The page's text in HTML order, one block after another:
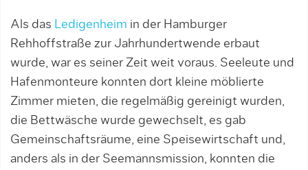
Als das Ledigenheim in der Hamburger
Rehhoffstraße zur Jahrhundertwende erbaut
wurde, war es seiner Zeit weit voraus. Seeleute und
Hafenmonteure konnten dort kleine möblierte
Zimmer mieten, die regelmäßig gereinigt wurden,
die Bettwäsche wurde gewechselt, es gab
Gemeinschaftsräume, eine Speisewirtschaft und,
anders als in der Seemannsmission, konnten die